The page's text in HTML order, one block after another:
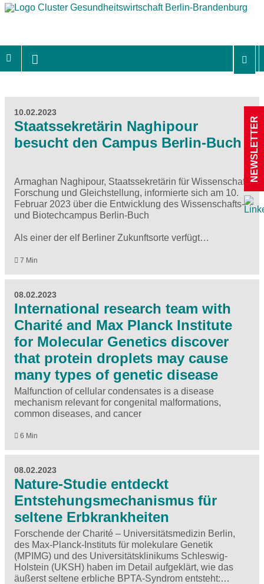
10.02.2023
Staatssekretärin Naghipour
besucht den Campus Berlin‐Buch
Armaghan Naghipour, Staatssekretärin für Wissenschaft,
Forschung und Gleichstellung, informierte sich am 10.
Februar 2023 über die Entwicklung des Wissenschafts‐
und Biotechcampus Berlin‐Buch
Als einer der elf Berliner Zukunftsorte verfügt…
7 Min
08.02.2023
International research team with
Charité and Max Planck Institute
for Molecular Genetics discover
that protein droplets may cause
many types of genetic disease
Malfunction of cellular condensates is a disease
mechanism relevant for congenital malformations,
common diseases, and cancer
6 Min
08.02.2023
Nature-Studie entdeckt
Entstehungsmechanismus für
seltene Erbkrankheiten
Forschende der Charité – Universitätsmedizin Berlin,
des Max-Planck-Instituts für molekulare Genetik
(MPIMG) und des Universitätsklinikums Schleswig-
Holstein (UKSH) haben im Detail aufgeklärt, wie das
äußerst seltene erbliche BPTA-Syndrom entsteht:…
NEWSLETTER